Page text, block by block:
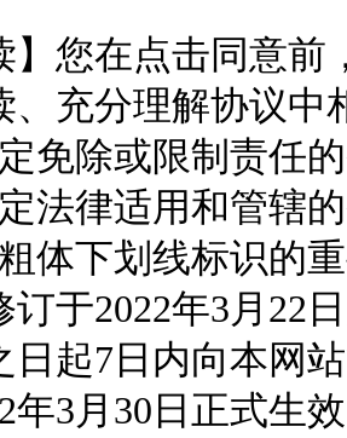
】您在点击同意
、充分理解协议中
免除或限制责任
法律适用和管辖
体下划线标识的
订于2022年3月22
日起7日内向本网
年3月30日正式生